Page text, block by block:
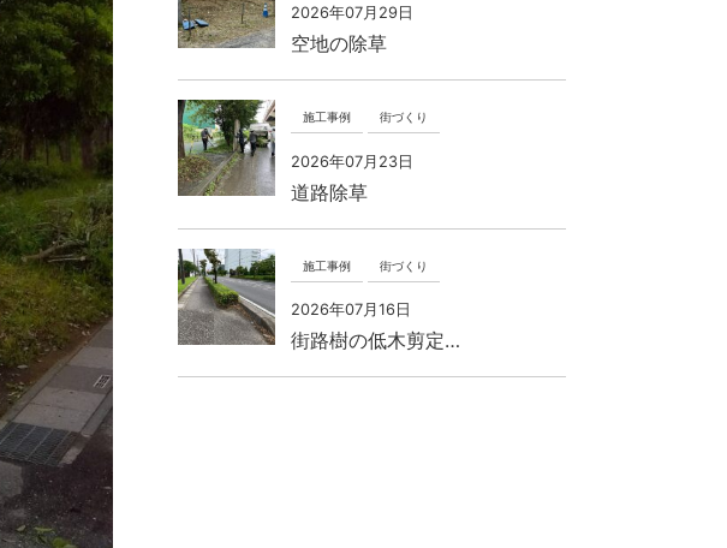
2026年07月29日
空地の除草
施工事例 街づくり
2026年07月23日
道路除草
施工事例 街づくり
2026年07月16日
街路樹の低木剪定…